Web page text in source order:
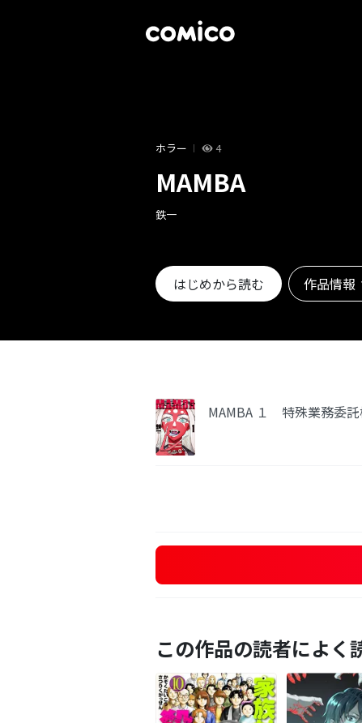
ホラー 4
MAMBA
鉄一
はじめから読む 作品情報
MAMBA １ 特殊業務委
この作品の読者によく